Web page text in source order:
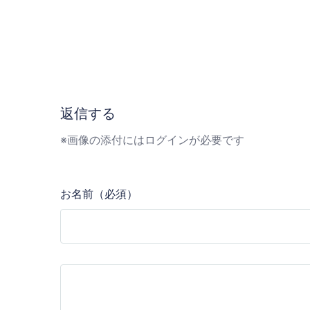
返信する
※画像の添付にはログインが必要です
お名前（必須）